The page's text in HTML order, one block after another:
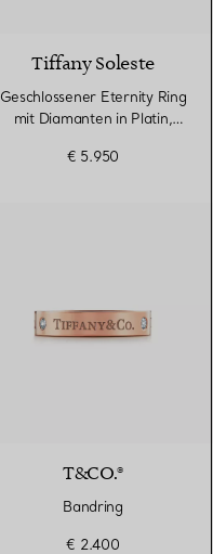
Tiffany Soleste
Geschlossener Eternity Ring
mit Diamanten in Platin,
€ 5.950
T&CO.®
Bandring
€ 2.400